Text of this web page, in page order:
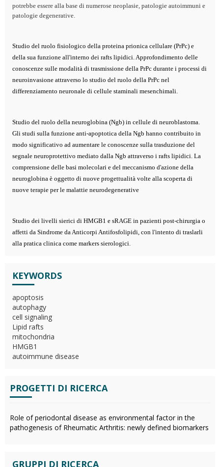
potrebbe essere alla base di numerose neoplasie, patologie autoimmuni e
patologie degenerative.
Studio del ruolo fisiologico della proteina prionica cellulare (PrPc) e
della sua funzione all'interno dei rafts lipidici. Approfondimento delle
conoscenze sulle modalità di trasmissione della PrPc durante i processi di
neuroinvasione attraverso lo studio del ruolo della PrPc nel
differenziamento neuronale di cellule staminali mesenchimali.
Studio del ruolo della neuroglobina (Ngb) in cellule di neuroblastoma.
Gli studi sulla funzione anti-apoptotica della Ngb hanno contribuito in
modo significativo ad aumentare le conoscenze sulla trasduzione del
segnale neuroprotettivo mediato dalla Ngb attraverso i rafts lipidici. La
comprensione delle basi molecolari e del meccanismo d'azione della
neuroglobina è oggetto di nuove progettualità volte alla scoperta di
nuove terapie per le malattie neurodegenerative
Studio dei livelli sierici di HMGB1 e sRAGE in pazienti post-chirurgia o
affetti da Sindrome da Anticorpi Antifosfolipidi, con l'intento di traslarli
alla pratica clinica come markers sierologici.
KEYWORDS
apoptosis
autophagy
cell signaling
Lipid rafts
mitochondria
HMGB1
autoimmune disease
PROGETTI DI RICERCA
Role of periodontal disease as environmental factor in the
pathogenesis of Rheumatic Arthritis: newly defined biomarkers
GRUPPI DI RICERCA